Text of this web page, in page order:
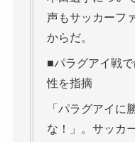
声もサッカーフ
からだ。
■パラグアイ戦
性を指摘
「パラグアイに
な！」。サッカ